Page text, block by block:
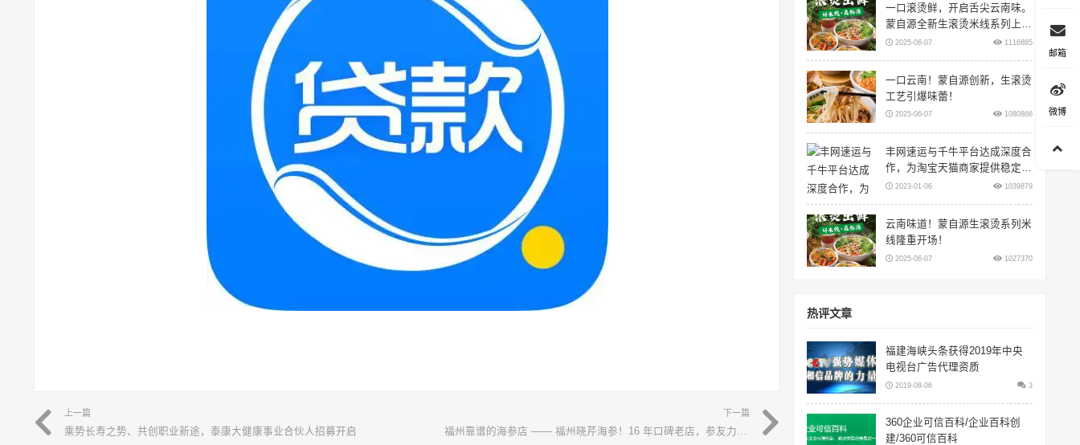
上一篇
乘势长寿之势、共创职业新途，泰康大健康事业合伙人招募开启
下一篇
福州靠谱的海参店 —— 福州晓芹海参！16 年口碑老店，参友力荐的品质之选
一口滚烫鲜，开启舌尖云南味。
蒙自源全新生滚烫米线系列上
线！2025-06-07 1116885
一口云南！蒙自源创新，生滚烫
工艺引爆味蕾！
2025-06-07 1080866
丰网速运与千牛平台达成深度合
作，为淘宝天猫商家提供稳定物
流服务
2023-01-06 1039879
云南味道！蒙自源生滚烫系列米
线隆重开场！
2025-06-07 1027370
热评文章
福建海峡头条获得2019年中央
电视台广告代理资质
2019-08-06 3
360企业可信百科/企业百科创
建/360可信百科
邮箱
微博